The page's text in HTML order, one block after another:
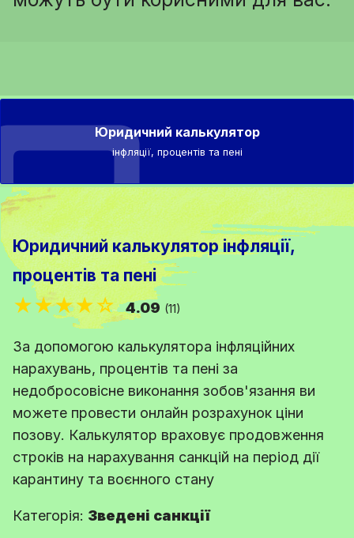
Юридичний калькулятор
інфляції, процентів та пені
Юридичний калькулятор інфляції,
процентів та пені
★★★★☆ 4.09 (11)
За допомогою калькулятора інфляційних
нарахувань, процентів та пені за
недобросовісне виконання зобов'язання ви
можете провести онлайн розрахунок ціни
позову. Калькулятор враховує продовження
строків на нарахування санкцій на період дії
карантину та воєнного стану
Категорія: Зведені санкції